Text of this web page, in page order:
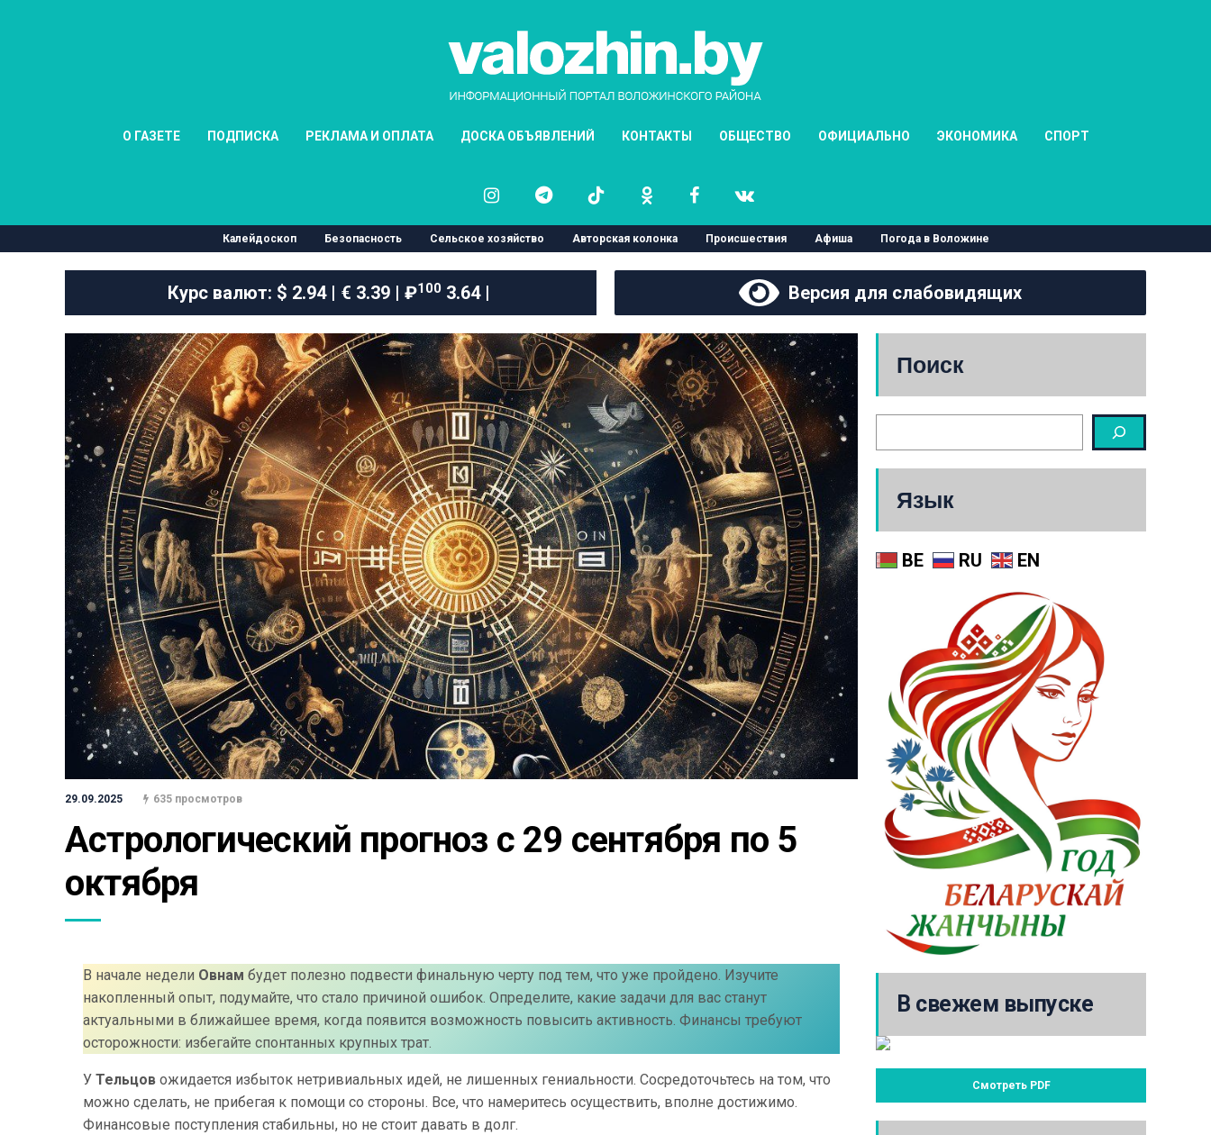
О ГАЗЕТЕ ПОДПИСКА РЕКЛАМА И ОПЛАТА ДОСКА ОБЪЯВЛЕНИЙ КОНТАКТЫ ОБЩЕСТВО ОФИЦИАЛЬНО ЭКОНОМИКА СПОРТ
Калейдоскоп Безопасность Сельское хозяйство Авторская колонка Происшествия Афиша Погода в Воложине
Курс валют: $ 2.94 | € 3.39 | ₽1003.64 | Версия для слабовидящих
29.09.2025 635 просмотров
Астрологический прогноз с 29 сентября по 5
октября
В начале недели Овнам будет полезно подвести финальную черту под тем, что уже пройдено. Изучите
накопленный опыт, подумайте, что стало причиной ошибок. Определите, какие задачи для вас станут
актуальными в ближайшее время, когда появится возможность повысить активность. Финансы требуют
осторожности: избегайте спонтанных крупных трат.
У Тельцов ожидается избыток нетривиальных идей, не лишенных гениальности. Сосредоточьтесь на том, что
можно сделать, не прибегая к помощи со стороны. Все, что намеритесь осуществить, вполне достижимо.
Финансовые поступления стабильны, но не стоит давать в долг.
Поиск
Язык
BE RU EN
В свежем выпуске
Смотреть PDF